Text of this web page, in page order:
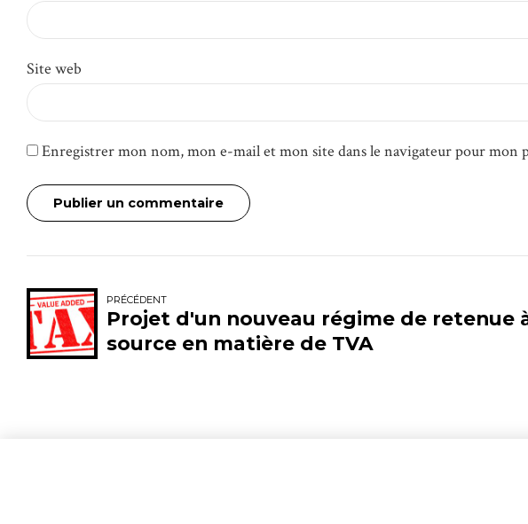
Site web
Enregistrer mon nom, mon e-mail et mon site dans le navigateur pour mon
Publier un commentaire
PRÉCÉDENT
Projet d'un nouveau régime de retenue
source en matière de TVA